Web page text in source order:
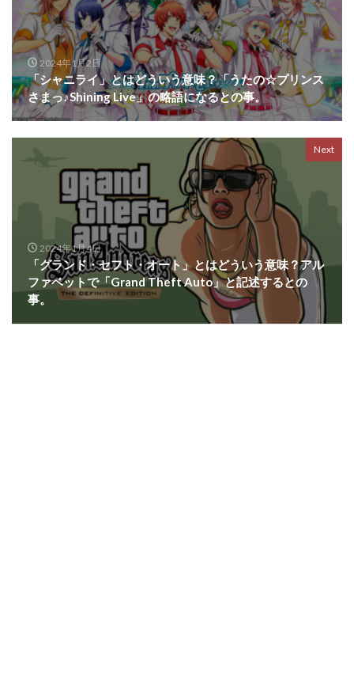
2024年1月2日
「シャニライ」とはどういう意味？「うたの☆プリンス
さまっ♪Shining Live」の略語になるとの事。
Next
2024年1月4日
「グランド・セフト・オート」とはどういう意味？アル
ファベットで「Grand Theft Auto」と記述するとの
事。